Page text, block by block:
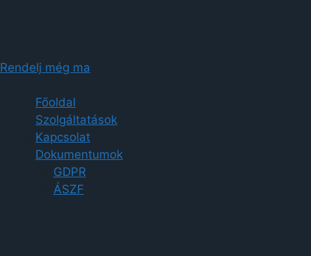
Rendelj még ma
Főoldal
Szolgáltatások
Kapcsolat
Dokumentumok
GDPR
ÁSZF